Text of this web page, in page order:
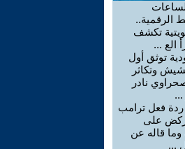
الرقمية..
تكشف
الع ...
توثق أول
وتكاثر
نادر
...
ردة فعل ترامب
على
وما قاله عن
...